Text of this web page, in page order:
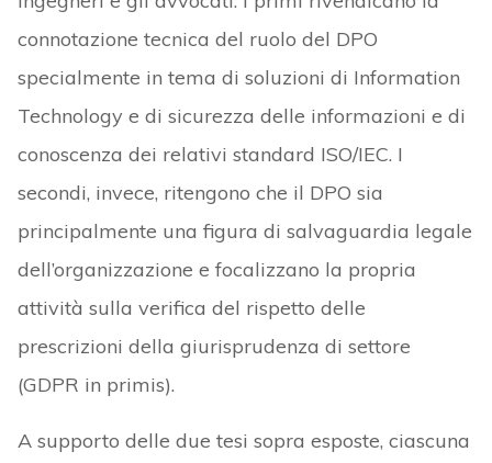
connotazione tecnica del ruolo del DPO
specialmente in tema di soluzioni di Information
Technology e di sicurezza delle informazioni e di
conoscenza dei relativi standard ISO/IEC. I
secondi, invece, ritengono che il DPO sia
principalmente una figura di salvaguardia legale
dell’organizzazione e focalizzano la propria
attività sulla verifica del rispetto delle
prescrizioni della giurisprudenza di settore
(GDPR in primis).
A supporto delle due tesi sopra esposte, ciascuna